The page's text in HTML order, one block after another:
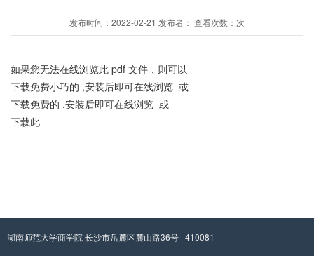
发布时间：2022-02-21 发布者： 查看次数：次
如果您无法在线浏览此 pdf 文件，则可以
下载免费小巧的 ,安装后即可在线浏览 或
下载免费的 ,安装后即可在线浏览 或
下载此
湖南师范大学商学院 长沙市岳麓区麓山路36号 410081